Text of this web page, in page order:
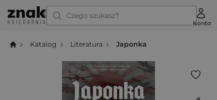
Czego szukasz?
Konto
Katalog Literatura Japonka